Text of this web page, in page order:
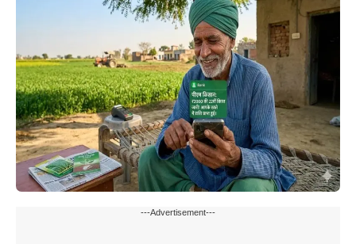
---Advertisement---